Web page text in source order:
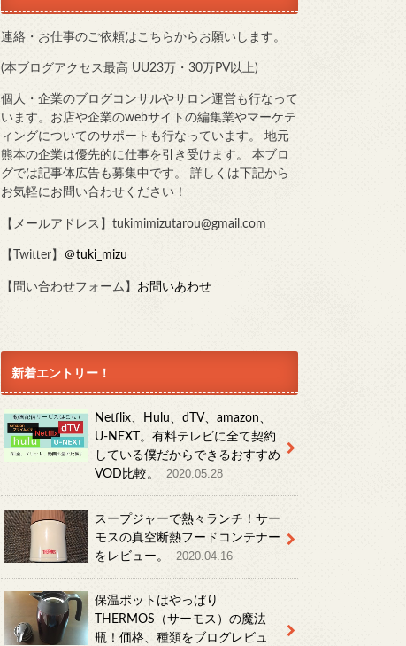
連絡・お仕事のご依頼はこちらからお願いします。
(本ブログアクセス最高 UU23万・30万PV以上)
個人・企業のブログコンサルやサロン運営も行なって
います。お店や企業のwebサイトの編集業やマーケテ
ィングについてのサポートも行なっています。 地元
熊本の企業は優先的に仕事を引き受けます。 本ブロ
グでは記事体広告も募集中です。 詳しくは下記から
お気軽にお問い合わせください！
【メールアドレス】tukimimizutarou@gmail.com
【Twitter】 ＠tuki_mizu
【問い合わせフォーム】 お問いあわせ
新着エントリー！
Netflix、Hulu、dTV、amazon、
U-NEXT。有料テレビに全て契約
している僕だからできるおすすめ
VOD比較。
2020.05.28
スープジャーで熱々ランチ！サー
モスの真空断熱フードコンテナー
をレビュー。
2020.04.16
保温ポットはやっぱり
THERMOS（サーモス）の魔法
瓶！価格、種類をブログレビュ